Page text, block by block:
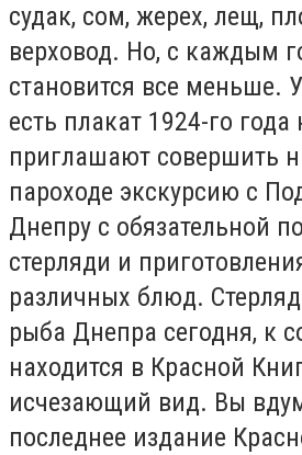
судак, сом, жерех, лещ,
верховод. Но, с каждым
становится все меньше.
есть плакат 1924-го
приглашают совершить
пароходе экскурсию с
Днепру с обязательной
стерляди и
различных блюд.
рыба Днепра сегодня, к
находится в Красной
исчезающий вид. Вы
последнее издание